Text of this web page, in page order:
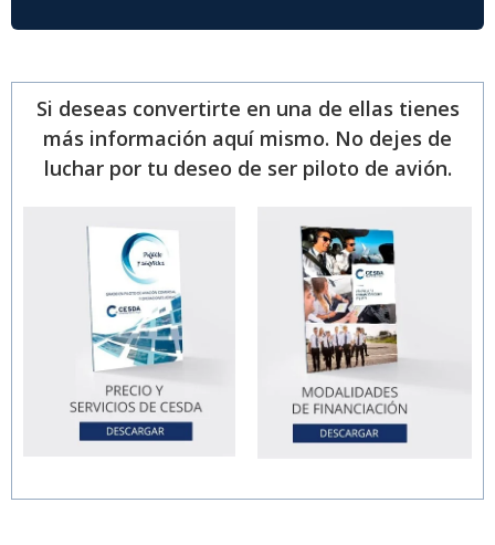
Si deseas convertirte en una de ellas tienes
más información aquí mismo. No dejes de
luchar por tu deseo de ser piloto de avión.